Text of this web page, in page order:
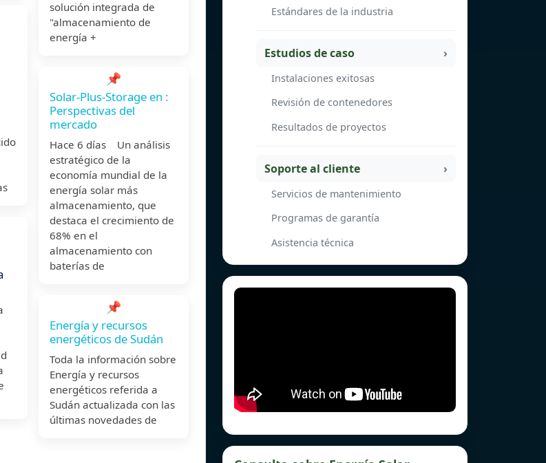
solución integrada de
"almacenamiento de
energía +
📌
Solar-Plus-Storage en :
Perspectivas del
mercado
Hace 6 días Un análisis
estratégico de la
economía mundial de la
energía solar más
almacenamiento, que
destaca el crecimiento de
68% en el
almacenamiento con
baterías de
📌
Energía y recursos
energéticos de Sudán
Toda la información sobre
Energía y recursos
energéticos referida a
Sudán actualizada con las
últimas novedades de
Estándares de la industria
Estudios de caso
Instalaciones exitosas
Revisión de contenedores
Resultados de proyectos
Soporte al cliente
Servicios de mantenimiento
Programas de garantía
Asistencia técnica